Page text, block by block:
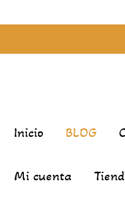
Inicio BLOG
Mi cuenta